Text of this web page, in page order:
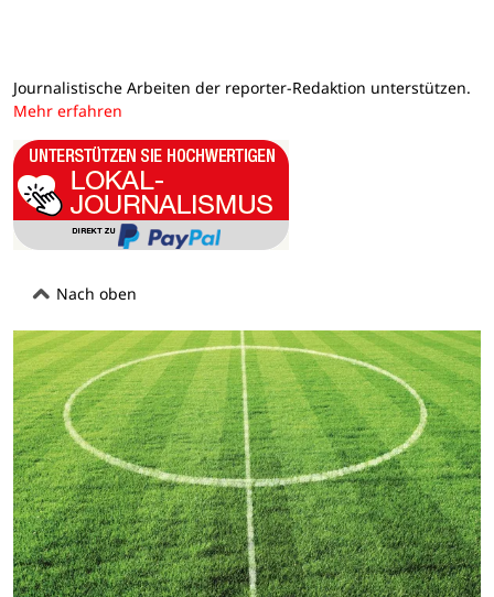
Journalistische Arbeiten der reporter-Redaktion unterstützen.
Mehr erfahren
Nach oben